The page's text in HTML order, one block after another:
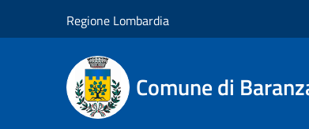
Regione Lombardia
Comune di